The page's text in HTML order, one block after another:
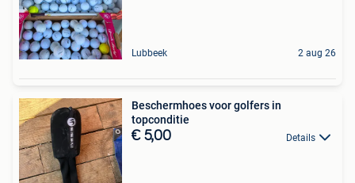
Lubbeek 2 aug 26
Beschermhoes voor golfers in
topconditie
€ 5,00 Details